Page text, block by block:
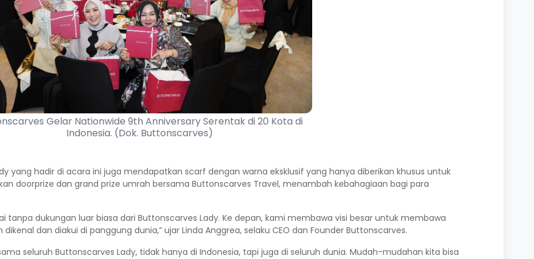
Gelar Nationwide 9th Anniversary Serentak di 20 Kota di
Indonesia. (Dok. Buttonscarves)
yang hadir di acara ini juga mendapatkan scarf dengan warna eksklusif yang hanya diberikan khusus untuk
doorprize dan grand prize umrah bersama Buttonscarves Travel, menambah kebahagiaan bagi para
tanpa dukungan luar biasa dari Buttonscarves Lady. Ke depan, kami membawa visi besar untuk membawa
dan diakui di panggung dunia,” ujar Linda Anggrea, selaku CEO dan Founder Buttonscarves.
seluruh Buttonscarves Lady, tidak hanya di Indonesia, tapi juga di seluruh dunia. Mudah-mudahan kita bisa